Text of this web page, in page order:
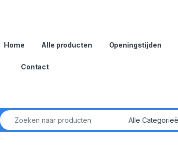
Home Alle producten Openingstijden
Contact
Zoek naar: